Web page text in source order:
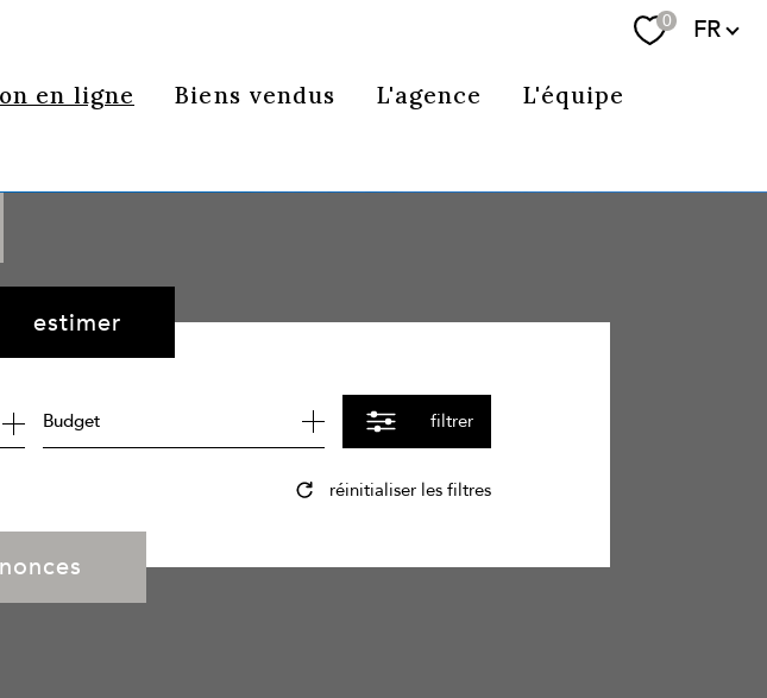
0 Langue
FR
en ligne Biens vendus L'agence L'équipe
estimer
Budget filtrer
réinitialiser les filtres